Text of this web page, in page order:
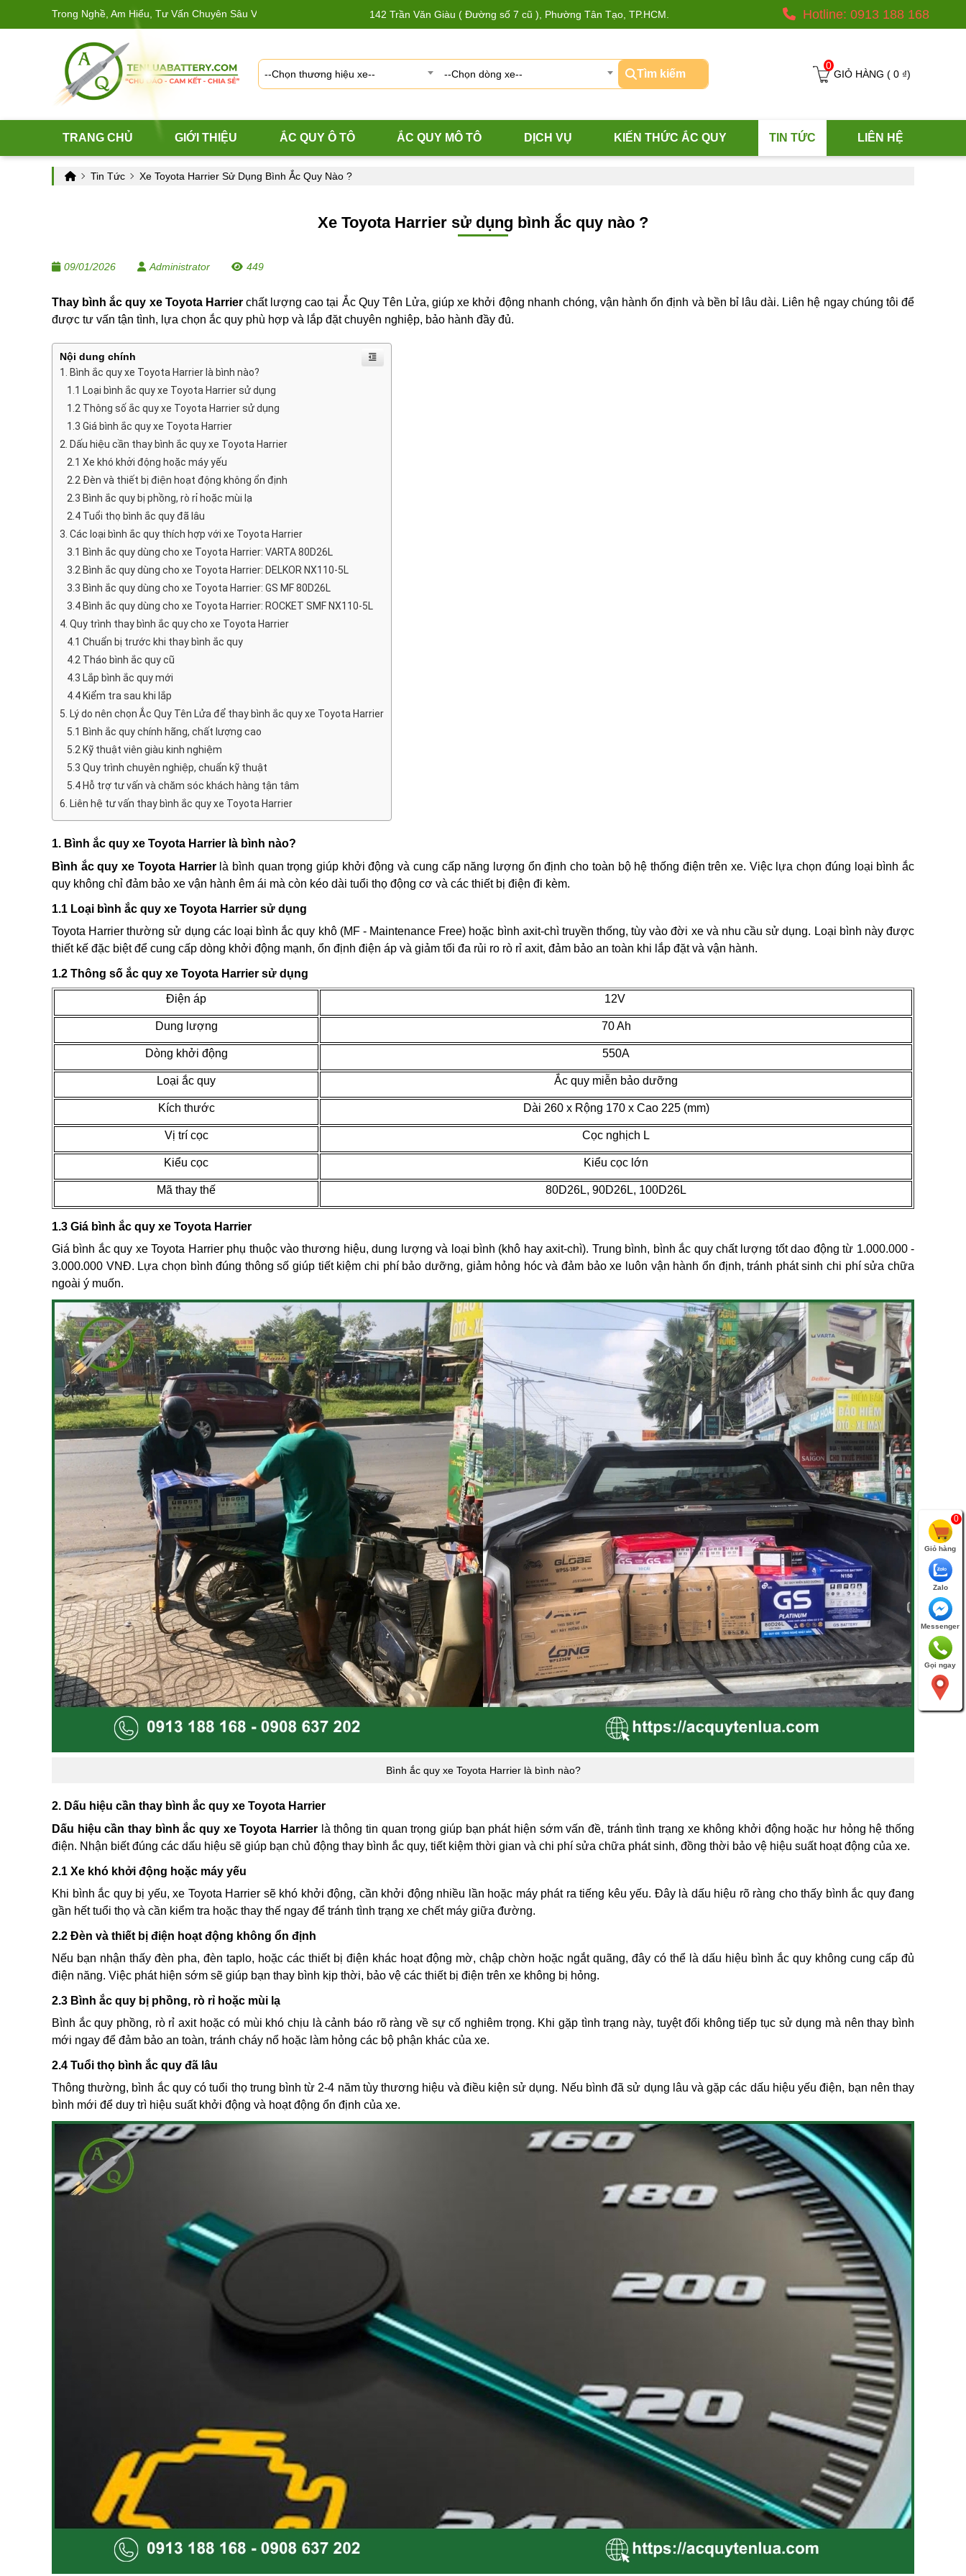
Am Hiểu, Tư Vấn Chuyên Sâu Và Chuẩn Xác 142 Trần Văn Giàu ( Đường số 7 cũ ), Phường Tân Tạo, TP.HCM. Hotline: 0913 188 168
--Chọn thương hiệu xe-- --Chọn dòng xe-- Tìm kiếm
0
GIỎ HÀNG ( 0 ₫)
TRANG CHỦ GIỚI THIỆU ẮC QUY Ô TÔ ẮC QUY MÔ TÔ DỊCH VỤ KIẾN THỨC ẮC QUY TIN TỨC LIÊN HỆ
Tin Tức Xe Toyota Harrier Sử Dụng Bình Ắc Quy Nào ?
Xe Toyota Harrier sử dụng bình ắc quy nào ?
09/01/2026 Administrator 449
Thay bình ắc quy xe Toyota Harrierchất lượng cao tại Ắc Quy Tên Lửa, giúp xe khởi động nhanh chóng, vận hành ổn định và bền bỉ lâu dài. Liên hệ ngay chúng tôi để
được tư vấn tận tình, lựa chọn ắc quy phù hợp và lắp đặt chuyên nghiệp, bảo hành đầy đủ.
Nội dung chính
1. Bình ắc quy xe Toyota Harrier là bình nào?
1.1 Loại bình ắc quy xe Toyota Harrier sử dụng
1.2 Thông số ắc quy xe Toyota Harrier sử dụng
1.3 Giá bình ắc quy xe Toyota Harrier
2. Dấu hiệu cần thay bình ắc quy xe Toyota Harrier
2.1 Xe khó khởi động hoặc máy yếu
2.2 Đèn và thiết bị điện hoạt động không ổn định
2.3 Bình ắc quy bị phồng, rò rỉ hoặc mùi lạ
2.4 Tuổi thọ bình ắc quy đã lâu
3. Các loại bình ắc quy thích hợp với xe Toyota Harrier
3.1 Bình ắc quy dùng cho xe Toyota Harrier: VARTA 80D26L
3.2 Bình ắc quy dùng cho xe Toyota Harrier: DELKOR NX110-5L
3.3 Bình ắc quy dùng cho xe Toyota Harrier: GS MF 80D26L
3.4 Bình ắc quy dùng cho xe Toyota Harrier: ROCKET SMF NX110-5L
4. Quy trình thay bình ắc quy cho xe Toyota Harrier
4.1 Chuẩn bị trước khi thay bình ắc quy
4.2 Tháo bình ắc quy cũ
4.3 Lắp bình ắc quy mới
4.4 Kiểm tra sau khi lắp
5. Lý do nên chọn Ắc Quy Tên Lửa để thay bình ắc quy xe Toyota Harrier
5.1 Bình ắc quy chính hãng, chất lượng cao
5.2 Kỹ thuật viên giàu kinh nghiệm
5.3 Quy trình chuyên nghiệp, chuẩn kỹ thuật
5.4 Hỗ trợ tư vấn và chăm sóc khách hàng tận tâm
6. Liên hệ tư vấn thay bình ắc quy xe Toyota Harrier
1. Bình ắc quy xe Toyota Harrier là bình nào?
Bình ắc quy xe Toyota Harrierlà bình quan trọng giúp khởi động và cung cấp năng lượng ổn định cho toàn bộ hệ thống điện trên xe. Việc lựa chọn đúng loại bình ắc
quy không chỉ đảm bảo xe vận hành êm ái mà còn kéo dài tuổi thọ động cơ và các thiết bị điện đi kèm.
1.1 Loại bình ắc quy xe Toyota Harrier sử dụng
Toyota Harrier thường sử dụng các loại bình ắc quy khô (MF - Maintenance Free) hoặc bình axit-chì truyền thống, tùy vào đời xe và nhu cầu sử dụng. Loại bình này được
thiết kế đặc biệt để cung cấp dòng khởi động mạnh, ổn định điện áp và giảm tối đa rủi ro rò rỉ axit, đảm bảo an toàn khi lắp đặt và vận hành.
1.2 Thông số ắc quy xe Toyota Harrier sử dụng
Điện áp 12V
Dung lượng 70 Ah
Dòng khởi động 550A
Loại ắc quy Ắc quy miễn bảo dưỡng
Kích thước Dài 260 x Rộng 170 x Cao 225 (mm)
Vị trí cọc Cọc nghịch L
Kiểu cọc Kiểu cọc lớn
Mã thay thế 80D26L, 90D26L, 100D26L
1.3 Giá bình ắc quy xe Toyota Harrier
Giá bình ắc quy xe Toyota Harrier phụ thuộc vào thương hiệu, dung lượng và loại bình (khô hay axit-chì). Trung bình, bình ắc quy chất lượng tốt dao động từ 1.000.000 -
3.000.000 VNĐ. Lựa chọn bình đúng thông số giúp tiết kiệm chi phí bảo dưỡng, giảm hỏng hóc và đảm bảo xe luôn vận hành ổn định, tránh phát sinh chi phí sửa chữa
ngoài ý muốn.
Bình ắc quy xe Toyota Harrier là bình nào?
2. Dấu hiệu cần thay bình ắc quy xe Toyota Harrier
Dấu hiệu cần thay bình ắc quy xe Toyota Harrier là thông tin quan trọng giúp bạn phát hiện sớm vấn đề, tránh tình trạng xe không khởi động hoặc hư hỏng hệ thống
điện. Nhận biết đúng các dấu hiệu sẽ giúp bạn chủ động thay bình ắc quy, tiết kiệm thời gian và chi phí sửa chữa phát sinh, đồng thời bảo vệ hiệu suất hoạt động của xe.
2.1 Xe khó khởi động hoặc máy yếu
Khi bình ắc quy bị yếu, xe Toyota Harrier sẽ khó khởi động, cần khởi động nhiều lần hoặc máy phát ra tiếng kêu yếu. Đây là dấu hiệu rõ ràng cho thấy bình ắc quy đang
gần hết tuổi thọ và cần kiểm tra hoặc thay thế ngay để tránh tình trạng xe chết máy giữa đường.
2.2 Đèn và thiết bị điện hoạt động không ổn định
Nếu bạn nhận thấy đèn pha, đèn taplo, hoặc các thiết bị điện khác hoạt động mờ, chập chờn hoặc ngắt quãng, đây có thể là dấu hiệu bình ắc quy không cung cấp đủ
điện năng. Việc phát hiện sớm sẽ giúp bạn thay bình kịp thời, bảo vệ các thiết bị điện trên xe không bị hỏng.
2.3 Bình ắc quy bị phồng, rò rỉ hoặc mùi lạ
Bình ắc quy phồng, rò rỉ axit hoặc có mùi khó chịu là cảnh báo rõ ràng về sự cố nghiêm trọng. Khi gặp tình trạng này, tuyệt đối không tiếp tục sử dụng mà nên thay bình
mới ngay để đảm bảo an toàn, tránh cháy nổ hoặc làm hỏng các bộ phận khác của xe.
2.4 Tuổi thọ bình ắc quy đã lâu
Thông thường, bình ắc quy có tuổi thọ trung bình từ 2-4 năm tùy thương hiệu và điều kiện sử dụng. Nếu bình đã sử dụng lâu và gặp các dấu hiệu yếu điện, bạn nên thay
bình mới để duy trì hiệu suất khởi động và hoạt động ổn định của xe.
Giỏ hàng
0
Zalo
Messenger
Gọi ngay